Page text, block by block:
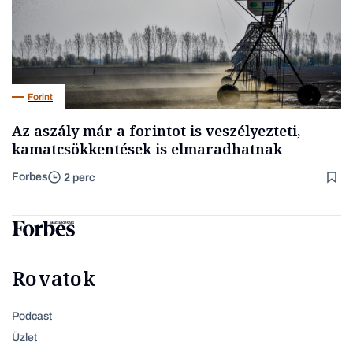
Forint
Az aszály már a forintot is veszélyezteti,
kamatcsökkentések is elmaradhatnak
Forbes 2 perc
Rovatok
Podcast
Üzlet